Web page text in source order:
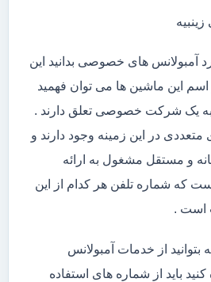
آمبولانس های خصوصی بدانید این
این ماشین ها می توان فهمید
به یک شرکت خصوصی تعلق دارند .
در این زمینه وجود دارند و
و مستقل مشغول به ارائه
که شماره تلفن هر کدام از این
است .
بتوانید از خدمات آمبولانس
باید از شماره های استفاده